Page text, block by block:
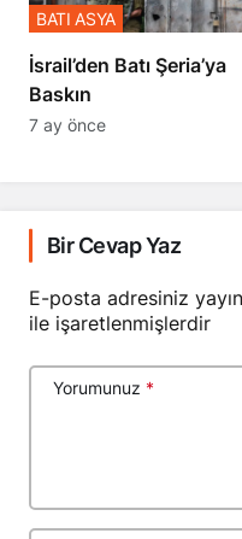
​​​​​​​İsrail’den Batı Şeria’ya
Baskın
BATI ASYA
7 ay önce
Bir Cevap Yaz
E-posta adresiniz
ile işaretlenmişlerdir
Yorumunuz *